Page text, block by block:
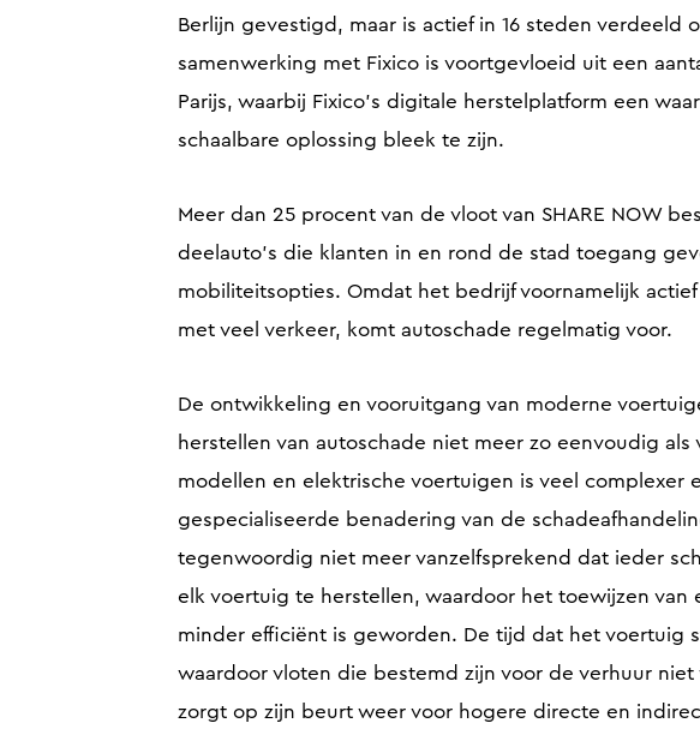
Berlijn gevestigd, maar is actief in 16 steden verdeeld
samenwerking met Fixico is voortgevloeid uit een
Parijs, waarbij Fixico's digitale herstelplatform een
schaalbare oplossing bleek te zijn.
Meer dan 25 procent van de vloot van SHARE NOW
deelauto’s die klanten in en rond de stad toegang
mobiliteitsopties. Omdat het bedrijf voornamelijk
met veel verkeer, komt autoschade regelmatig voor.
De ontwikkeling en vooruitgang van moderne
herstellen van autoschade niet meer zo eenvoudig als
modellen en elektrische voertuigen is veel complexer
gespecialiseerde benadering van de
tegenwoordig niet meer vanzelfsprekend dat ieder
elk voertuig te herstellen, waardoor het toewijzen van
minder efficiënt is geworden. De tijd dat het voertuig
waardoor vloten die bestemd zijn voor de verhuur
zorgt op zijn beurt weer voor hogere directe en